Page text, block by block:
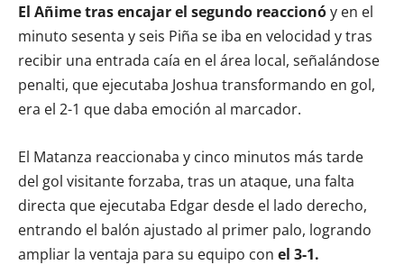
El Añime tras encajar el segundo reaccionóy en el
minuto sesenta y seis Piña se iba en velocidad y tras
recibir una entrada caía en el área local, señalándose
penalti, que ejecutaba Joshua transformando en gol,
era el 2-1 que daba emoción al marcador.
El Matanza reaccionaba y cinco minutos más tarde
del gol visitante forzaba, tras un ataque, una falta
directa que ejecutaba Edgar desde el lado derecho,
entrando el balón ajustado al primer palo, logrando
ampliar la ventaja para su equipo con el 3-1.